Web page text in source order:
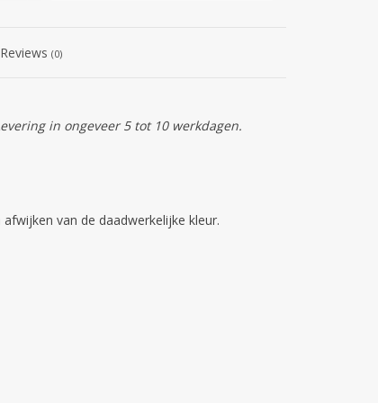
Reviews(0)
in ongeveer 5 tot 10 werkdagen.
van de daadwerkelijke kleur.